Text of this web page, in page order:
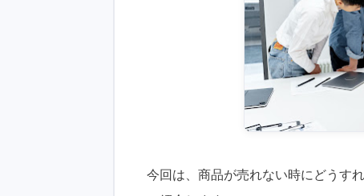
今回は、商品が売れない時にどうす